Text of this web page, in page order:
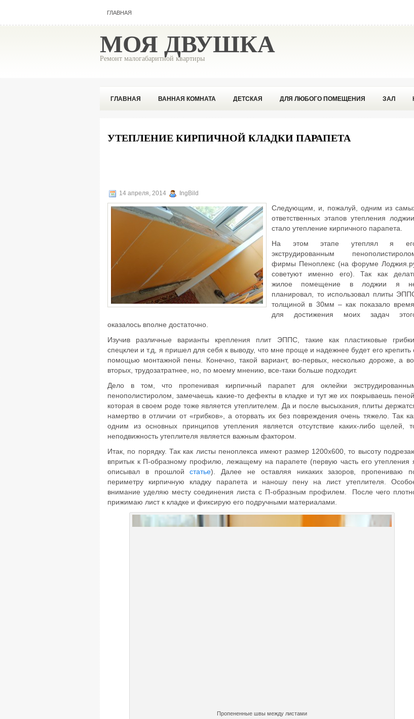
ГЛАВНАЯ
МОЯ ДВУШКА
Ремонт малогабаритной квартиры
ГЛАВНАЯ ВАННАЯ КОМНАТА ДЕТСКАЯ ДЛЯ ЛЮБОГО ПОМЕЩЕНИЯ ЗАЛ
УТЕПЛЕНИЕ КИРПИЧНОЙ КЛАДКИ ПАРАПЕТА
14 апреля, 2014 IngBild
Следующим, и, пожалуй, одним из
ответственных этапов утепления лоджии,
стало утепление кирпичного парапета.
На этом этапе утеплял я
экструдированным
фирмы Пеноплекс (на форуме
советуют именно его). Так как
жилое помещение в лоджии я
планировал, то использовал плиты
толщиной в 30мм – как показало время,
для достижения моих задач
оказалось вполне достаточно.
Изучив различные варианты крепления плит ЭППС, такие как пластиковые грибки,
спецклеи и т.д, я пришел для себя к выводу, что мне проще и надежнее будет его крепить
помощью монтажной пены. Конечно, такой вариант, во-первых, несколько дороже, а
вторых, трудозатратнее, но, по моему мнению, все-таки больше подходит.
Дело в том, что пропенивая кирпичный парапет для оклейки
пенополистиролом, замечаешь какие-то дефекты в кладке и тут же их покрываешь пеной,
которая в своем роде тоже является утеплителем. Да и после высыхания, плиты
намертво в отличии от «грибков», а оторвать их без повреждения очень тяжело. Так
одним из основных принципов утепления является отсутствие каких-либо щелей,
неподвижность утеплителя является важным фактором.
Итак, по порядку. Так как листы пеноплекса имеют размер 1200х600, то высоту
впритык к П-образному профилю, лежащему на парапете (первую часть его утепления
описывал в прошлойстатье). Далее не оставляя никаких зазоров, пропениваю
периметру кирпичную кладку парапета и наношу пену на лист утеплителя.
внимание уделяю месту соединения листа с П-образным профилем. После чего
прижимаю лист к кладке и фиксирую его подручными материалами.
Пропененные швы между листами